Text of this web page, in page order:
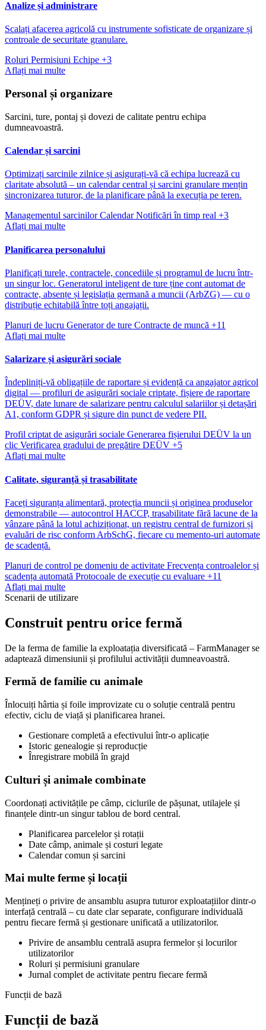
Analize și administrare
Scalați afacerea agricolă cu instrumente sofisticate de organizare și
controale de securitate granulare.
Roluri Permisiuni Echipe +3
Aflați mai multe
Personal și organizare
Sarcini, ture, pontaj și dovezi de calitate pentru echipa
dumneavoastră.
Calendar și sarcini
Optimizați sarcinile zilnice și asigurați-vă că echipa lucrează cu
claritate absolută – un calendar central și sarcini granulare mențin
sincronizarea tuturor, de la planificare până la execuția pe teren.
Managementul sarcinilorCalendarNotificări în timp real +3
Aflați mai multe
Planificarea personalului
Planificați turele, contractele, concediile și programul de lucru într-
un singur loc. Generatorul inteligent de ture ține cont automat de
contracte, absențe și legislația germană a muncii (ArbZG) — cu o
distribuție echitabilă între toți angajații.
Planuri de lucru Generator de ture Contracte de muncă +11
Aflați mai multe
Salarizare și asigurări sociale
Îndepliniți-vă obligațiile de raportare și evidență ca angajator agricol
digital — profiluri de asigurări sociale criptate, fișiere de raportare
DEÜV, date lunare de salarizare pentru calculul salariilor și detașări
A1, conform GDPR și sigure din punct de vedere PII.
Profil criptat de asigurări sociale Generarea fișierului DEÜV la un
clic Verificarea gradului de pregătire DEÜV +5
Aflați mai multe
Calitate, siguranță și trasabilitate
Faceți siguranța alimentară, protecția muncii și originea produselor
demonstrabile — autocontrol HACCP, trasabilitate fără lacune de la
vânzare până la lotul achiziționat, un registru central de furnizori și
evaluări de risc conform ArbSchG, fiecare cu memento-uri automate
de scadență.
Planuri de control pe domeniu de activitate Frecvența controalelor și
scadența automată Protocoale de execuție cu evaluare +11
Aflați mai multe
Scenarii de utilizare
Construit pentru orice fermă
De la ferma de familie la exploatația diversificată – FarmManager se
adaptează dimensiunii și profilului activității dumneavoastră.
Fermă de familie cu animale
Înlocuiți hârtia și foile improvizate cu o soluție centrală pentru
efectiv, ciclu de viață și planificarea hranei.
Gestionare completă a efectivului într-o aplicație
Istoric genealogie și reproducție
Înregistrare mobilă în grajd
Culturi și animale combinate
Coordonați activitățile pe câmp, ciclurile de pășunat, utilajele și
finanțele dintr-un singur tablou de bord central.
Planificarea parcelelor și rotații
Date câmp, animale și costuri legate
Calendar comun și sarcini
Mai multe ferme și locații
Mențineți o privire de ansamblu asupra tuturor exploatațiilor dintr-o
interfață centrală – cu date clar separate, configurare individuală
pentru fiecare fermă și gestionare unificată a utilizatorilor.
Privire de ansamblu centrală asupra fermelor și locurilor
utilizatorilor
Roluri și permisiuni granulare
Jurnal complet de activitate pentru fiecare fermă
Funcții de bază
Funcții de bază